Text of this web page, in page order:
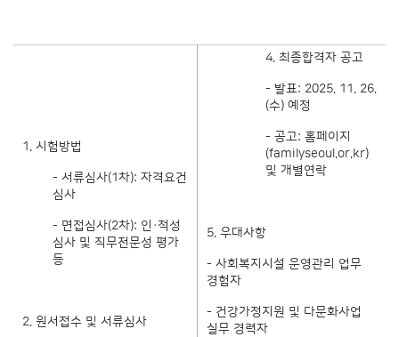
1. 시험방법
- 서류심사(1차): 자격요건
심사
- 면접심사(2차): 인·적성
심사 및 직무전문성 평가
등
2. 원서접수 및 서류심사
4. 최종합격자 공고
- 발표: 2025. 11. 26.
(수) 예정
- 공고: 홈페이지
(familyseoul.or.kr)
및 개별연락
5. 우대사항
- 사회복지시설 운영관리 업무
경험자
- 건강가정지원 및 다문화사업
실무 경력자